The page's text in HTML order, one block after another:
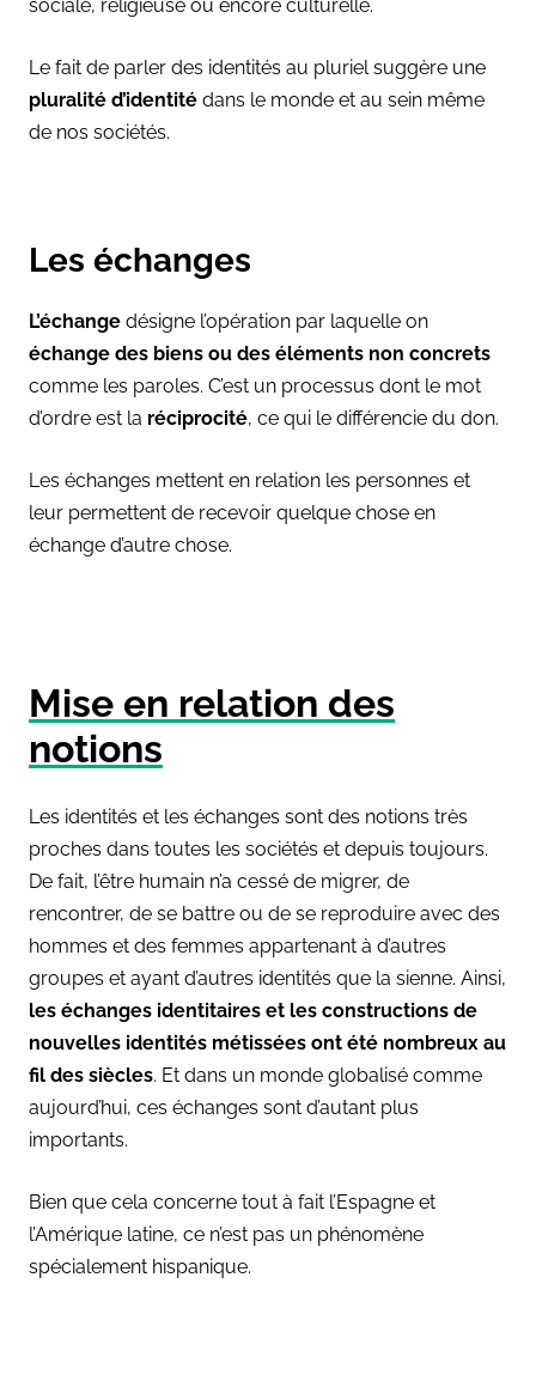
sociale, religieuse ou encore culturelle.
Le fait de parler des identités au pluriel suggère une
pluralité d’identité dans le monde et au sein même
de nos sociétés.
Les échanges
L’échange désigne l’opération par laquelle on
échange des biens ou des éléments non concrets
comme les paroles. C’est un processus dont le mot
d’ordre est la réciprocité, ce qui le différencie du don.
Les échanges mettent en relation les personnes et
leur permettent de recevoir quelque chose en
échange d’autre chose.
Mise en relation des
notions
Les identités et les échanges sont des notions très
proches dans toutes les sociétés et depuis toujours.
De fait, l’être humain n’a cessé de migrer, de
rencontrer, de se battre ou de se reproduire avec des
hommes et des femmes appartenant à d’autres
groupes et ayant d’autres identités que la sienne. Ainsi,
les échanges identitaires et les constructions de
nouvelles identités métissées ont été nombreux au
fil des siècles. Et dans un monde globalisé comme
aujourd’hui, ces échanges sont d’autant plus
importants.
Bien que cela concerne tout à fait l’Espagne et
l’Amérique latine, ce n’est pas un phénomène
spécialement hispanique.